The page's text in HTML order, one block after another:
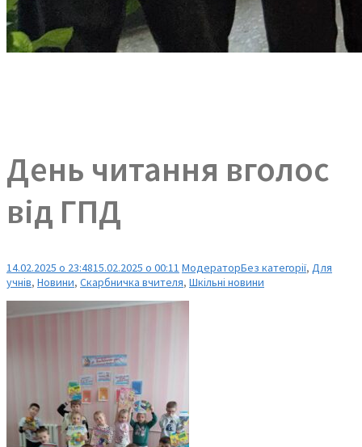
День читання вголос
від ГПД
14.02.2025 о 23:4815.02.2025 о 00:11 МодераторБез категорії, Для
учнів, Новини, Скарбничка вчителя, Шкільні новини